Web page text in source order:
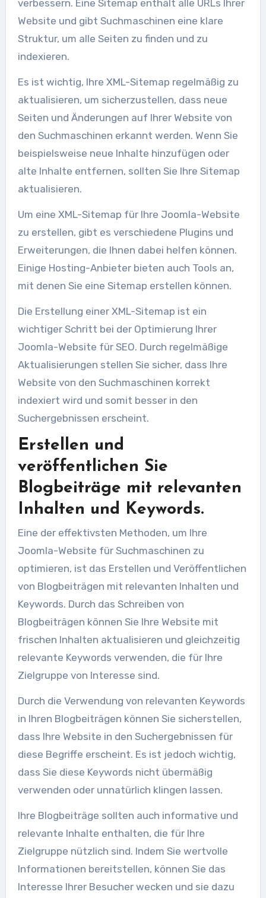
verbessern. Eine Sitemap enthält alle URLs Ihrer
Website und gibt Suchmaschinen eine klare
Struktur, um alle Seiten zu finden und zu
indexieren.
Es ist wichtig, Ihre XML-Sitemap regelmäßig zu
aktualisieren, um sicherzustellen, dass neue
Seiten und Änderungen auf Ihrer Website von
den Suchmaschinen erkannt werden. Wenn Sie
beispielsweise neue Inhalte hinzufügen oder
alte Inhalte entfernen, sollten Sie Ihre Sitemap
aktualisieren.
Um eine XML-Sitemap für Ihre Joomla-Website
zu erstellen, gibt es verschiedene Plugins und
Erweiterungen, die Ihnen dabei helfen können.
Einige Hosting-Anbieter bieten auch Tools an,
mit denen Sie eine Sitemap erstellen können.
Die Erstellung einer XML-Sitemap ist ein
wichtiger Schritt bei der Optimierung Ihrer
Joomla-Website für SEO. Durch regelmäßige
Aktualisierungen stellen Sie sicher, dass Ihre
Website von den Suchmaschinen korrekt
indexiert wird und somit besser in den
Suchergebnissen erscheint.
Erstellen und
veröffentlichen Sie
Blogbeiträge mit relevanten
Inhalten und Keywords.
Eine der effektivsten Methoden, um Ihre
Joomla-Website für Suchmaschinen zu
optimieren, ist das Erstellen und Veröffentlichen
von Blogbeiträgen mit relevanten Inhalten und
Keywords. Durch das Schreiben von
Blogbeiträgen können Sie Ihre Website mit
frischen Inhalten aktualisieren und gleichzeitig
relevante Keywords verwenden, die für Ihre
Zielgruppe von Interesse sind.
Durch die Verwendung von relevanten Keywords
in Ihren Blogbeiträgen können Sie sicherstellen,
dass Ihre Website in den Suchergebnissen für
diese Begriffe erscheint. Es ist jedoch wichtig,
dass Sie diese Keywords nicht übermäßig
verwenden oder unnatürlich klingen lassen.
Ihre Blogbeiträge sollten auch informative und
relevante Inhalte enthalten, die für Ihre
Zielgruppe nützlich sind. Indem Sie wertvolle
Informationen bereitstellen, können Sie das
Interesse Ihrer Besucher wecken und sie dazu